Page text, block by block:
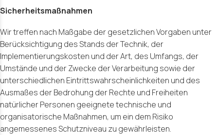
Sicherheitsmaßnahmen
Wir treffen nach Maßgabe der gesetzlichen Vorgaben unter
Berücksichtigung des Stands der Technik, der
Implementierungskosten und der Art, des Umfangs, der
Umstände und der Zwecke der Verarbeitung sowie der
unterschiedlichen Eintrittswahrscheinlichkeiten und des
Ausmaßes der Bedrohung der Rechte und Freiheiten
natürlicher Personen geeignete technische und
organisatorische Maßnahmen, um ein dem Risiko
angemessenes Schutzniveau zu gewährleisten.